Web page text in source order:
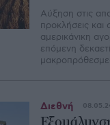
Αύξηση στις
προκλήσεις και
αμερικάνικη
επόμενη
Διεθνή